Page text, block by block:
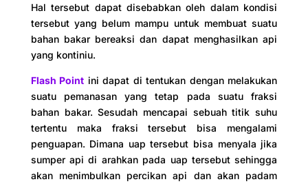
Hal tersebut dapat disebabkan oleh dalam kondisi
tersebut yang belum mampu untuk membuat suatu
bahan bakar bereaksi dan dapat menghasilkan api
yang kontiniu.
Flash Point ini dapat di tentukan dengan melakukan
suatu pemanasan yang tetap pada suatu fraksi
bahan bakar. Sesudah mencapai sebuah titik suhu
tertentu maka fraksi tersebut bisa mengalami
penguapan. Dimana uap tersebut bisa menyala jika
sumper api di arahkan pada uap tersebut sehingga
akan menimbulkan percikan api dan akan padam